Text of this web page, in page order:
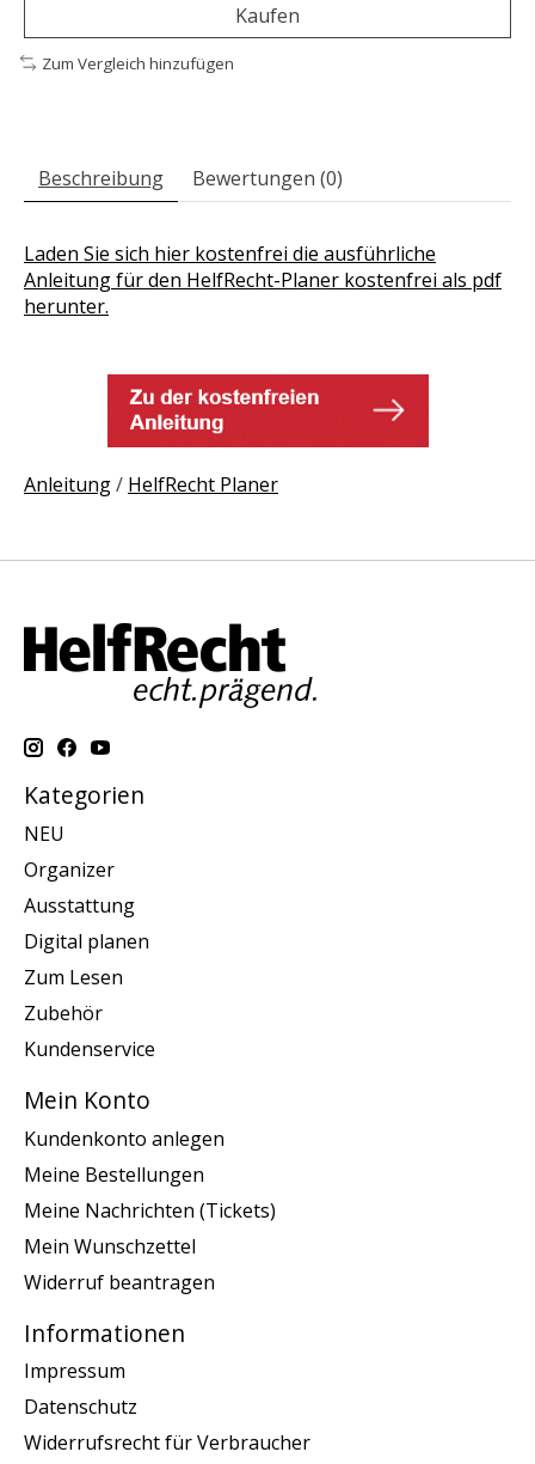
Kaufen
Zum Vergleich hinzufügen
Beschreibung Bewertungen (0)
Laden Sie sich hier kostenfrei die ausführliche
Anleitung für den HelfRecht-Planer kostenfrei als pdf
herunter.
Anleitung/ HelfRecht Planer
Kategorien
NEU
Organizer
Ausstattung
Digital planen
Zum Lesen
Zubehör
Kundenservice
Mein Konto
Kundenkonto anlegen
Meine Bestellungen
Meine Nachrichten (Tickets)
Mein Wunschzettel
Widerruf beantragen
Informationen
Impressum
Datenschutz
Widerrufsrecht für Verbraucher